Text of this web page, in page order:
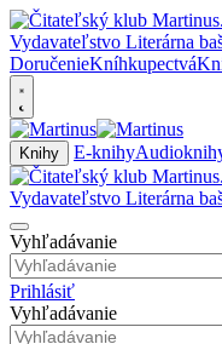
DoručenieKníhkupectvá
Knihy E-knihy
Vyhľadávanie
Prihlásiť
Vyhľadávanie